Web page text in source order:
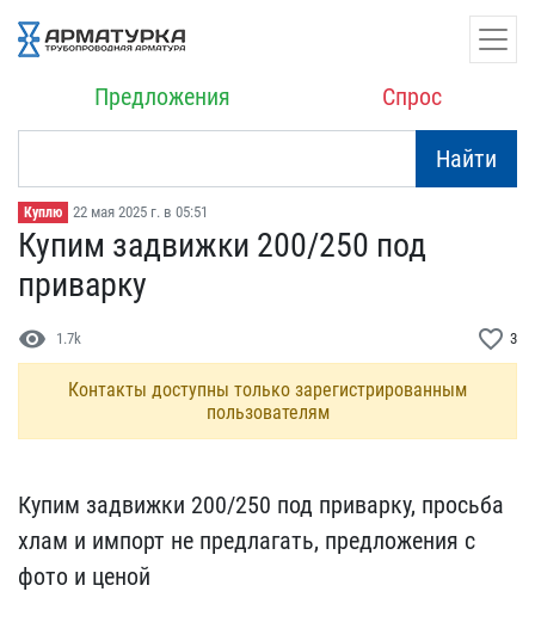
Предложения Спрос
Найти
Куплю 22 мая 2025 г. в 05:51
Купим задвижки 200/250 п​од
приварку
visibility 1.7k favorite_border 3
Контакты доступны только зарегистрированным
пользователям
Купим задвижки 200/250 п​од приварку, просьба
хла​м и импорт не предлагать​, предложения с
фото и ц​еной